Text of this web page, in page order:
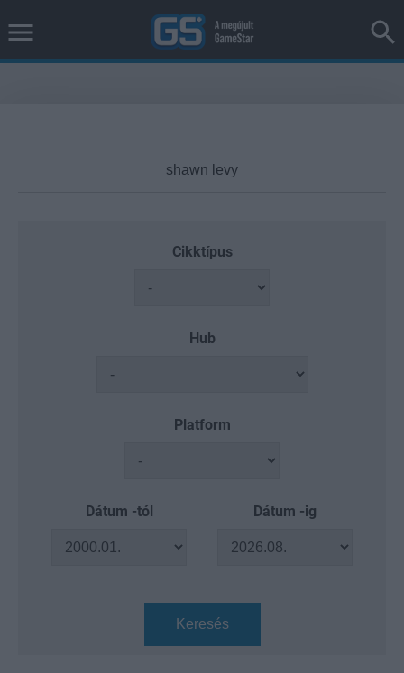
Cikktípus
Hub
Platform
Dátum -tól Dátum -ig
Keresés